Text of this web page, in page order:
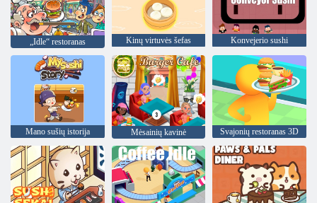
„Idle“ restoranas Kinų virtuvės šefas Konvejerio sushi
Mano sušių istorija Mėsainių kavinė Svajonių restoranas 3D